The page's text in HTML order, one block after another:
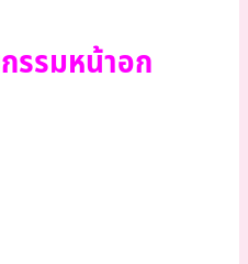
รรมหน้าอก